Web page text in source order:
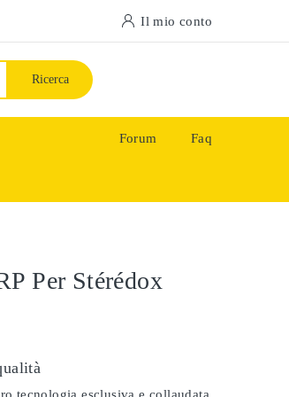
Il mio conto
Ricerca
Forum Faq
Per Stérédox